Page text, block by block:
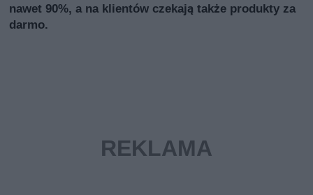
nawet 90%, a na klientów czekają także produkty za
darmo.